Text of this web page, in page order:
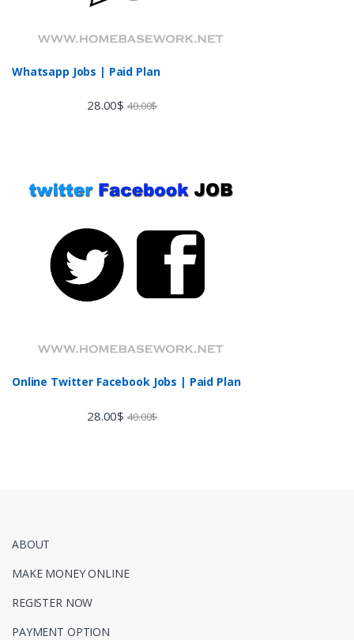
Whatsapp Jobs | Paid Plan
28.00$ 40.00$
Online Twitter Facebook Jobs | Paid Plan
28.00$ 40.00$
ABOUT
MAKE MONEY ONLINE
REGISTER NOW
PAYMENT OPTION